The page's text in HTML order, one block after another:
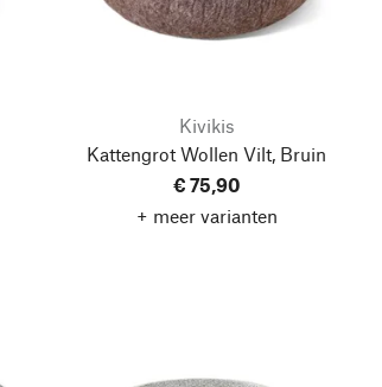
Kivikis
Kattengrot Wollen Vilt, Bruin
€ 75,90
+ meer varianten